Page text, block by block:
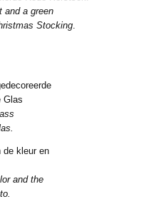
and a green
Stocking.
Glas
de kleur en
and the